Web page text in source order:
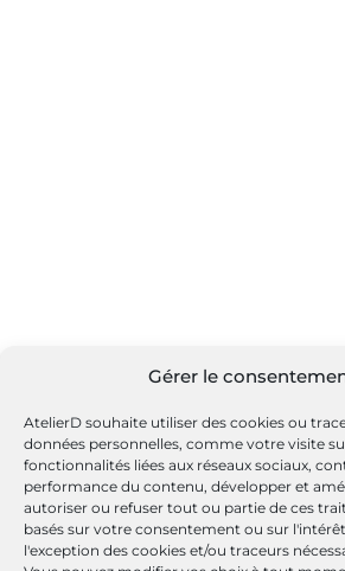
Gérer le
AtelierD souhaite utiliser des cookies ou
données personnelles, comme votre visite
fonctionnalités liées aux réseaux sociaux,
performance du contenu, développer et
autoriser ou refuser tout ou partie de ces
basés sur votre consentement ou sur
l'exception des cookies et/ou traceurs